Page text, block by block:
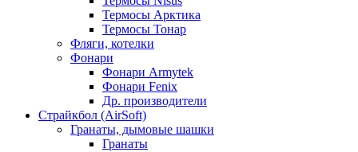
Термосы Арктика
Термосы Тонар
Фляги, котелки
Фонари
Фонари Armytek
Фонари Fenix
Др. производители
Страйкбол (AirSoft)
Гранаты, дымовые шашки
Гранаты